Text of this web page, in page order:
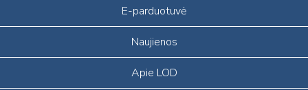
E-parduotuvė
Naujienos
Apie LOD